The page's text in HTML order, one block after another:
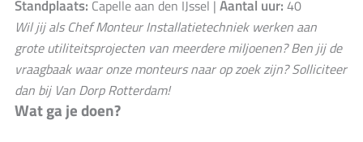
Standplaats: Capelle aan den IJssel | Aantal uur: 40
Wil jij als Chef Monteur Installatietechniek werken aan
grote utiliteitsprojecten van meerdere miljoenen? Ben jij de
vraagbaak waar onze monteurs naar op zoek zijn? Solliciteer
dan bij Van Dorp Rotterdam!
Wat ga je doen?